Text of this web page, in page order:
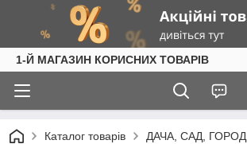
1-Й МАГАЗИН КОРИСНИХ ТОВАРІВ
Каталог товарів ДАЧА, САД, ГОРОД